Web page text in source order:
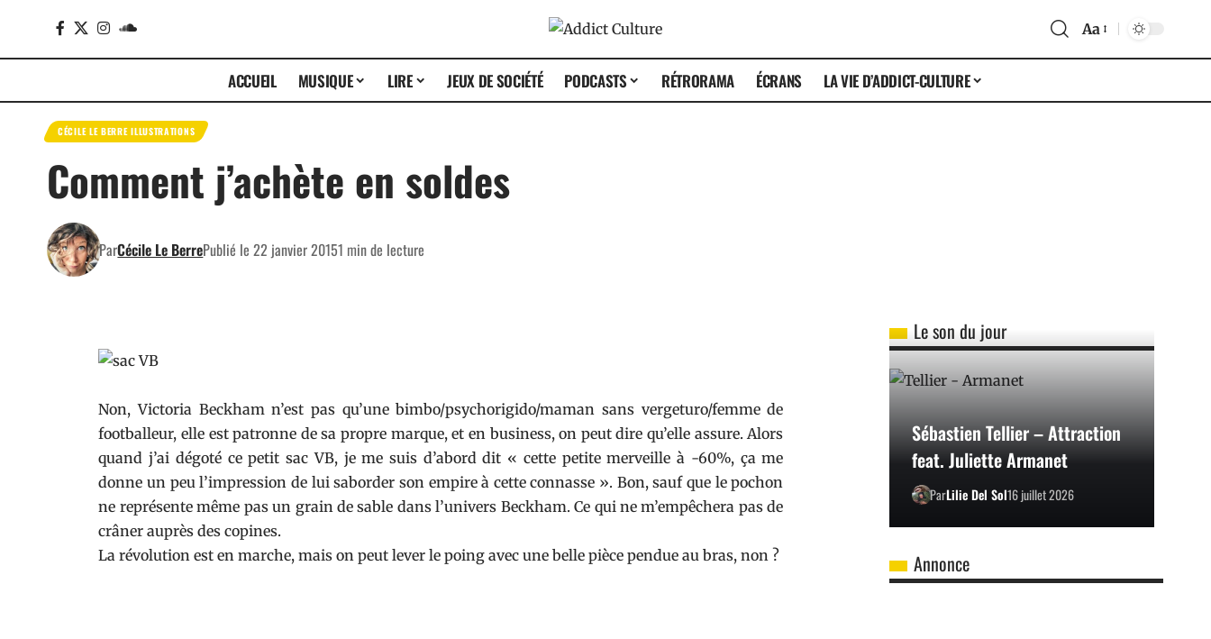
Aa
ACCUEIL MUSIQUE LIRE JEUX DE SOCIÉTÉ PODCASTS RÉTRORAMA ÉCRANS LA VIE D’ADDICT-CULTURE
CÉCILE LE BERRE ILLUSTRATIONS
Comment j’achète en soldes
ParCécile Le BerrePublié le 22 janvier 20151 min de lecture
Non, Victoria Beckham n’est pas qu’une bimbo/psychorigido/maman sans vergeturo/femme de
footballeur, elle est patronne de sa propre marque, et en business, on peut dire qu’elle assure. Alors
quand j’ai dégoté ce petit sac VB, je me suis d’abord dit « cette petite merveille à -60%, ça me
donne un peu l’impression de lui saborder son empire à cette connasse ». Bon, sauf que le pochon
ne représente même pas un grain de sable dans l’univers Beckham. Ce qui ne m’empêchera pas de
crâner auprès des copines.
La révolution est en marche, mais on peut lever le poing avec une belle pièce pendue au bras, non ?
Le son du jour
Sébastien Tellier – Attraction
feat. Juliette Armanet
ParLilie Del Sol16 juillet 2026
Annonce